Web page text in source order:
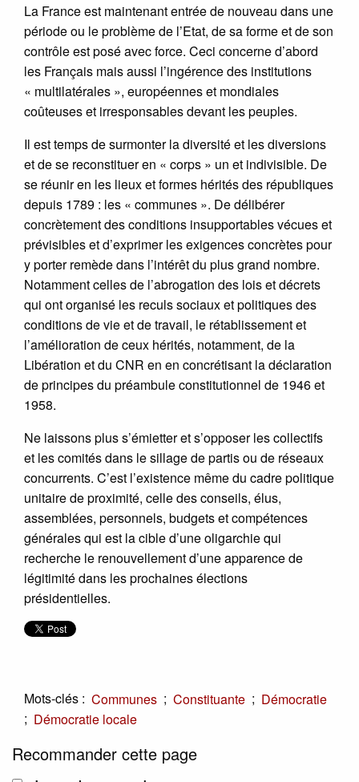
La France est maintenant entrée de nouveau dans une
période ou le problème de l’Etat, de sa forme et de son
contrôle est posé avec force. Ceci concerne d’abord
les Français mais aussi l’ingérence des institutions
« multilatérales », européennes et mondiales
coûteuses et irresponsables devant les peuples.
Il est temps de surmonter la diversité et les diversions
et de se reconstituer en « corps » un et indivisible. De
se réunir en les lieux et formes hérités des républiques
depuis 1789 : les « communes ». De délibérer
concrètement des conditions insupportables vécues et
prévisibles et d’exprimer les exigences concrètes pour
y porter remède dans l’intérêt du plus grand nombre.
Notamment celles de l’abrogation des lois et décrets
qui ont organisé les reculs sociaux et politiques des
conditions de vie et de travail, le rétablissement et
l’amélioration de ceux hérités, notamment, de la
Libération et du CNR en en concrétisant la déclaration
de principes du préambule constitutionnel de 1946 et
1958.
Ne laissons plus s’émietter et s’opposer les collectifs
et les comités dans le sillage de partis ou de réseaux
concurrents. C’est l’existence même du cadre politique
unitaire de proximité, celle des conseils, élus,
assemblées, personnels, budgets et compétences
générales qui est la cible d’une oligarchie qui
recherche le renouvellement d’une apparence de
légitimité dans les prochaines élections
présidentielles.
Mots-clés : Communes ; Constituante ; Démocratie
; Démocratie locale
Recommander cette page